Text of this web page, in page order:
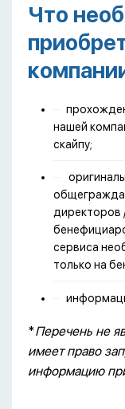
Что
нашей
скайпу;
директоров
сервиса
только на
*Перечень не
имеет право
информацию